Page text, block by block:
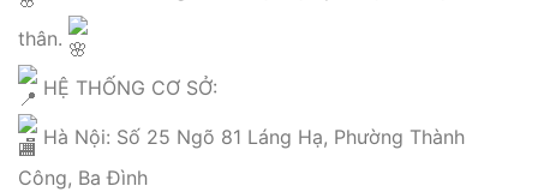
thân.
HỆ THỐNG CƠ SỞ:
Hà Nội: Số 25 Ngõ 81 Láng Hạ, Phường Thành
Công, Ba Đình